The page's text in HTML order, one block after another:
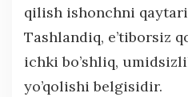
qilish ishonchni
Tashlandiq, e’tiborsiz
ichki bo’shliq,
yo’qolishi belgisidir.